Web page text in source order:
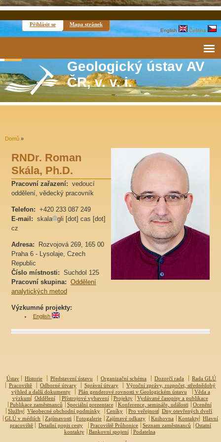
Přihlásit se Mapa stránek
English Čeština
Geologický ústav AV
ČR, v. v. i.
Domů »
RNDr. Roman
Skála, Ph.D.
Pracovní zařazení: vedoucí
oddělení, vědecký pracovník
Telefon: +420 233 087 249
E-mail: skala
gli [dot] cas [dot]
cz
Adresa:
Rozvojová 269, 165 00
Praha 6 - Lysolaje, Czech
Republic
Číslo místnosti: Suchdol 125
Pracovní skupina: Oddělení
analytických metod
Výzkumné projekty:
English
Ústav Historie Představení ústavu Organizační schéma Dozorčí rada
Rada GLÚ
Pracoviště
Odborné útvary Správní útvary
Výroční zprávy, rozpočet, střednědobý
výhled a další dokumenty
Plán genderové rovnosti v Geologickém ústavu
Věda a
výzkum
Oddělení Přístrojové vybavení Projekty
Vydávané časopisy a publikace
Publikace zaměstnanců
Speciální prezentace Konference, semináře, události
Ocenění
Služby Všeobecné obchodní podmínky Ceníky Pro veřejnost Dny otevřených dveří
GLÚ v médiích
Zajímavosti Fotogalerie Zajímavé odkazy Knihovna Kontakty Hlavní
pracoviště
Detailní popis cesty Pracoviště Průhonice Seznam zaměstnanců
Ostatní
kontakty
Bankovní spojení Podatelna